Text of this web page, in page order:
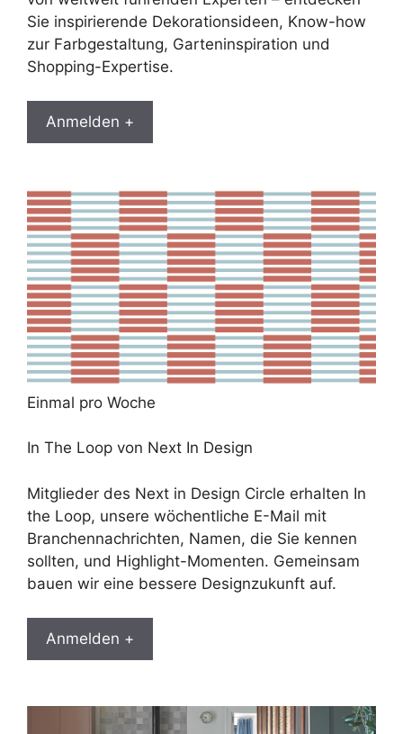
Sie inspirierende Dekorationsideen, Know-how
zur Farbgestaltung, Garteninspiration und
Shopping-Expertise.
Anmelden +
Einmal pro Woche
In The Loop von Next In Design
Mitglieder des Next in Design Circle erhalten In
the Loop, unsere wöchentliche E-Mail mit
Branchennachrichten, Namen, die Sie kennen
sollten, und Highlight-Momenten. Gemeinsam
bauen wir eine bessere Designzukunft auf.
Anmelden +